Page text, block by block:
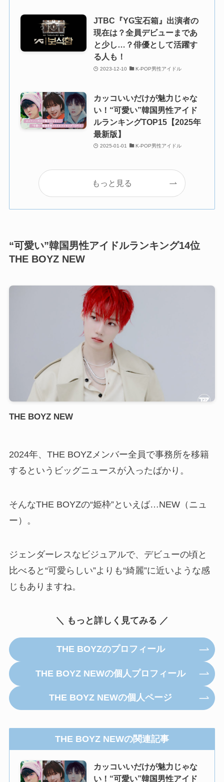
JTBC『YG宝石箱』出演者の
現在は？全員デビューまであ
と少し…？俳優として活躍す
る人も！
2023-12-10 K-POP男性アイドル
カッコいいだけが魅力じゃな
い！“可愛い”韓国男性アイド
ルランキングTOP15【2025年
最新版】
2025-01-01 K-POP男性アイドル
もっと見る
“可愛い”韓国男性アイドルランキング14位
THE BOYZ NEW
THE BOYZ NEW
2024年、THE BOYZメンバー全員で事務所を移籍
するというビッグニュースが入ったばかり。
そんなTHE BOYZの“姫枠”といえば…NEW（ニュ
ー）。
ジェンダーレスなビジュアルで、デビューの頃と
比べると“可愛らしい”よりも“綺麗”に近いような感
じもありますね。
＼ もっと詳しく見てみる ／
THE BOYZのプロフィール
THE BOYZ NEWの個人プロフィール
THE BOYZ NEWの個人ページ
THE BOYZ NEWの関連記事
カッコいいだけが魅力じゃな
い！“可愛い”韓国男性アイド